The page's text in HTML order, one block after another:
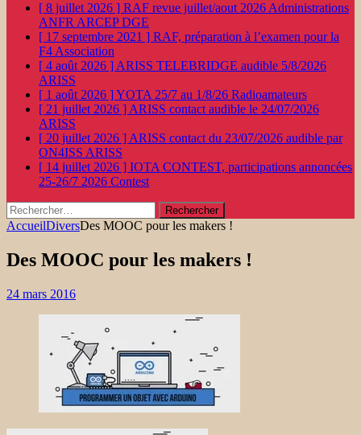
[ 8 juillet 2026 ] RAF revue juillet/aout 2026 Administrations
ANFR ARCEP DGE
[ 17 septembre 2021 ] RAF, préparation à l’examen pour la
F4 Association
[ 4 août 2026 ] ARISS TELEBRIDGE audible 5/8/2026
ARISS
[ 1 août 2026 ]YOTA 25/7 au 1/8/26 Radioamateurs
[ 21 juillet 2026 ] ARISS contact audible le 24/07/2026
ARISS
[ 20 juillet 2026 ] ARISS contact du 23/07/2026 audible par
ON4ISS ARISS
[ 14 juillet 2026 ] IOTA CONTEST, participations annoncées
25-26/7 2026 Contest
Rechercher :
AccueilDiversDes MOOC pour les makers !
Des MOOC pour les makers !
24 mars 2016